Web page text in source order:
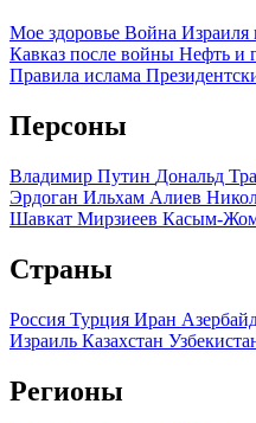
Мое здоровье Война Израиля
Кавказ после войны Нефть и
Правила ислама
Персоны
Владимир Путин Дональд
Эрдоган Ильхам Алиев
Шавкат Мирзиеев Касым-
Страны
Россия Турция Иран
Израиль Казахстан
Регионы